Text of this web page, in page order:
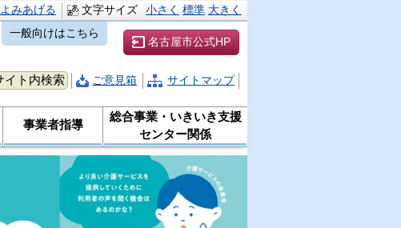
よみあげる 文字サイズ 小さく 標準 大きく
名古屋市公式HP
一般向けはこちら
ご意見箱 サイトマップ
事業者指導
総合事業・いきいき支援
センター関係